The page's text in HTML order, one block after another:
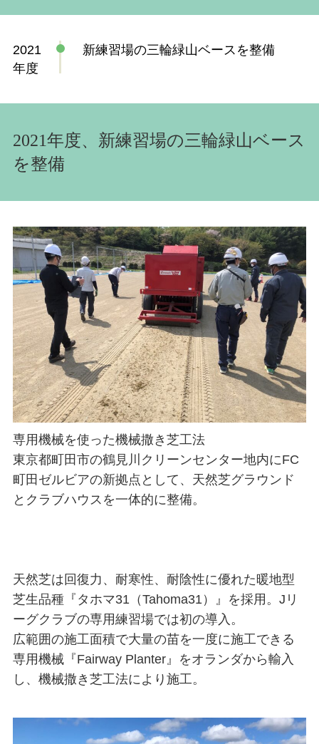
2021
年度
新練習場の三輪緑山ベースを整備
2021年度、新練習場の三輪緑山ベース
を整備
専用機械を使った機械撒き芝工法
東京都町田市の鶴見川クリーンセンター地内にFC
町田ゼルビアの新拠点として、天然芝グラウンド
とクラブハウスを一体的に整備。
天然芝は回復力、耐寒性、耐陰性に優れた暖地型
芝生品種『タホマ31（Tahoma31）』を採用。Jリ
ーグクラブの専用練習場では初の導入。
広範囲の施工面積で大量の苗を一度に施工できる
専用機械『Fairway Planter』をオランダから輸入
し、機械撒き芝工法により施工。